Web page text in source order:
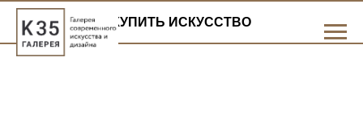
КУПИТЬ ИСКУССТВО